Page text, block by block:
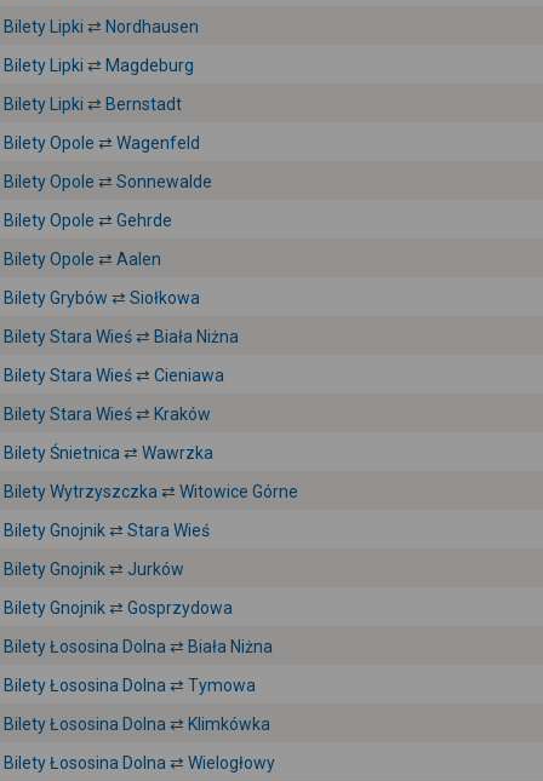
Bilety Lipki ⇄ Nordhausen
Bilety Lipki ⇄ Magdeburg
Bilety Lipki ⇄ Bernstadt
Bilety Opole ⇄ Wagenfeld
Bilety Opole ⇄ Sonnewalde
Bilety Opole ⇄ Gehrde
Bilety Opole ⇄ Aalen
Bilety Grybów ⇄ Siołkowa
Bilety Stara Wieś ⇄ Biała Niżna
Bilety Stara Wieś ⇄ Cieniawa
Bilety Stara Wieś ⇄ Kraków
Bilety Śnietnica ⇄ Wawrzka
Bilety Wytrzyszczka ⇄ Witowice Górne
Bilety Gnojnik ⇄ Stara Wieś
Bilety Gnojnik ⇄ Jurków
Bilety Gnojnik ⇄ Gosprzydowa
Bilety Łososina Dolna ⇄ Biała Niżna
Bilety Łososina Dolna ⇄ Tymowa
Bilety Łososina Dolna ⇄ Klimkówka
Bilety Łososina Dolna ⇄ Wielogłowy